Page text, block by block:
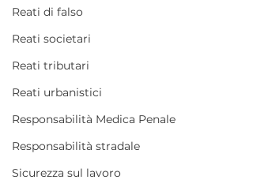
Reati di falso
Reati societari
Reati tributari
Reati urbanistici
Responsabilità Medica Penale
Responsabilità stradale
Sicurezza sul lavoro